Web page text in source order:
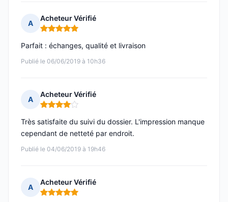
A
Acheteur Vérifié
Note : 5 sur 5
Publié le 06/06/2019 à 10h36
Parfait : échanges, qualité et livraison
A
Acheteur Vérifié
Note : 4 sur 5
Publié le 04/06/2019 à 19h46
Très satisfaite du suivi du dossier. L'impression manque
cependant de netteté par endroit.
A
Acheteur Vérifié
Note : 5 sur 5